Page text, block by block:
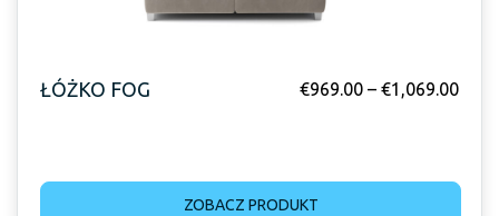
ŁÓŻKO FOG €969.00 – €1,069.00
ZOBACZ PRODUKT